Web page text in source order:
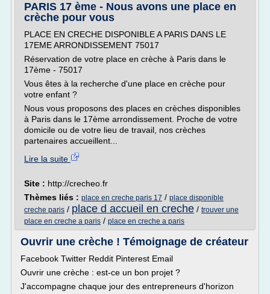
PARIS 17 ème - Nous avons une place en
crèche pour vous
PLACE EN CRECHE DISPONIBLE A PARIS DANS LE
17EME ARRONDISSEMENT 75017
Réservation de votre place en crèche à Paris dans le
17ème - 75017
Vous êtes à la recherche d'une place en crèche pour
votre enfant ?
Nous vous proposons des places en crèches disponibles
à Paris dans le 17ème arrondissement. Proche de votre
domicile ou de votre lieu de travail, nos crèches
partenaires accueillent...
Lire la suite
Site : http://crecheo.fr
Thèmes liés : place en creche paris 17 / place disponible
creche paris / place d accueil en creche / trouver une
place en creche a paris / place en creche a paris
Ouvrir une crèche ! Témoignage de créateur
Facebook Twitter Reddit Pinterest Email
Ouvrir une crèche : est-ce un bon projet ?
J'accompagne chaque jour des entrepreneurs d'horizon